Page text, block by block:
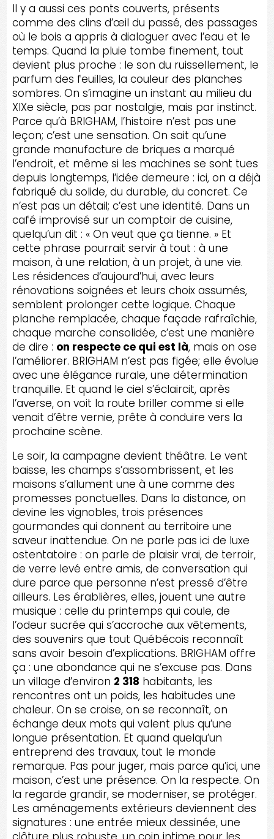
Il y a aussi ces ponts couverts, présents
comme des clins d’œil du passé, des passages
où le bois a appris à dialoguer avec l’eau et le
temps. Quand la pluie tombe finement, tout
devient plus proche : le son du ruissellement, le
parfum des feuilles, la couleur des planches
sombres. On s’imagine un instant au milieu du
XIXe siècle, pas par nostalgie, mais par instinct.
Parce qu’à BRIGHAM, l’histoire n’est pas une
leçon; c’est une sensation. On sait qu’une
grande manufacture de briques a marqué
l’endroit, et même si les machines se sont tues
depuis longtemps, l’idée demeure : ici, on a déjà
fabriqué du solide, du durable, du concret. Ce
n’est pas un détail; c’est une identité. Dans un
café improvisé sur un comptoir de cuisine,
quelqu’un dit : « On veut que ça tienne. » Et
cette phrase pourrait servir à tout : à une
maison, à une relation, à un projet, à une vie.
Les résidences d’aujourd’hui, avec leurs
rénovations soignées et leurs choix assumés,
semblent prolonger cette logique. Chaque
planche remplacée, chaque façade rafraîchie,
chaque marche consolidée, c’est une manière
de dire : on respecte ce qui est là, mais on ose
l’améliorer. BRIGHAM n’est pas figée; elle évolue
avec une élégance rurale, une détermination
tranquille. Et quand le ciel s’éclaircit, après
l’averse, on voit la route briller comme si elle
venait d’être vernie, prête à conduire vers la
prochaine scène.
Le soir, la campagne devient théâtre. Le vent
baisse, les champs s’assombrissent, et les
maisons s’allument une à une comme des
promesses ponctuelles. Dans la distance, on
devine les vignobles, trois présences
gourmandes qui donnent au territoire une
saveur inattendue. On ne parle pas ici de luxe
ostentatoire : on parle de plaisir vrai, de terroir,
de verre levé entre amis, de conversation qui
dure parce que personne n’est pressé d’être
ailleurs. Les érablières, elles, jouent une autre
musique : celle du printemps qui coule, de
l’odeur sucrée qui s’accroche aux vêtements,
des souvenirs que tout Québécois reconnaît
sans avoir besoin d’explications. BRIGHAM offre
ça : une abondance qui ne s’excuse pas. Dans
un village d’environ 2 318 habitants, les
rencontres ont un poids, les habitudes une
chaleur. On se croise, on se reconnaît, on
échange deux mots qui valent plus qu’une
longue présentation. Et quand quelqu’un
entreprend des travaux, tout le monde
remarque. Pas pour juger, mais parce qu’ici, une
maison, c’est une présence. On la respecte. On
la regarde grandir, se moderniser, se protéger.
Les aménagements extérieurs deviennent des
signatures : une entrée mieux dessinée, une